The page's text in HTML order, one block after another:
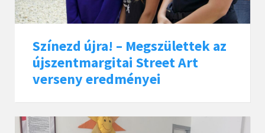
Színezd újra! – Megszülettek az
újszentmargitai Street Art
verseny eredményei